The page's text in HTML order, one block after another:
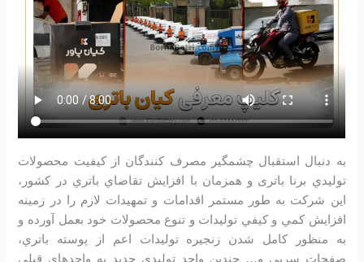
به دنبال استقبال چشمگير مصرف كنندگان از كيفيت محصولات
توليدي برنا باتری و همزمان با افزايش تقاضاي باتري در كشور،
اين شرکت به طور مستمر اقدامات و تمهيدات لازم را در زمينه
افزايش كمي و كيفي توليدات و تنوع محصولات خود بعمل آورده و
به منظور كامل شدن زنجيره توليدات اعم از پوسته باتري،
صفحات سربي و… چندين واحد توليدي جديد به واحدهاي قبلي